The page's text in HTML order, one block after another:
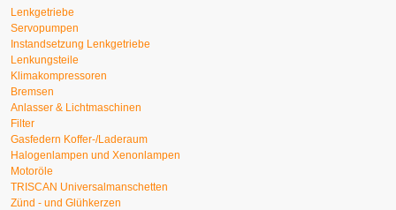
Lenkgetriebe
Servopumpen
Instandsetzung Lenkgetriebe
Lenkungsteile
Klimakompressoren
Bremsen
Anlasser & Lichtmaschinen
Filter
Gasfedern Koffer-/Laderaum
Halogenlampen und Xenonlampen
Motoröle
TRISCAN Universalmanschetten
Zünd - und Glühkerzen